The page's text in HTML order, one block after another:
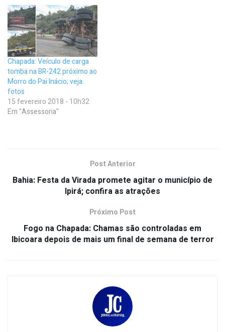
Chapada: Veículo de carga
tomba na BR-242 próximo ao
Morro do Pai Inácio; veja
fotos
15 fevereiro 2018 - 10h32
Em "Assessoria"
Post Anterior
Bahia: Festa da Virada promete agitar o município de
Ipirá; confira as atrações
Próximo Post
Fogo na Chapada: Chamas são controladas em
Ibicoara depois de mais um final de semana de terror